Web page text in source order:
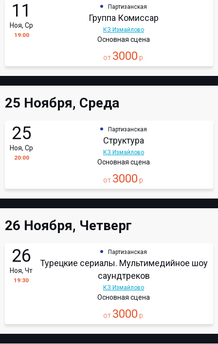
11
Ноя, Ср
19:00
Партизанская
Группа Комиссар
КЗ Измайлово
Основная сцена
от 3000 р.
25 Ноября, Среда
25
Ноя, Ср
20:00
Партизанская
Структура
КЗ Измайлово
Основная сцена
от 3000 р.
26 Ноября, Четверг
26
Ноя, Чт
19:30
Партизанская
Турецкие сериалы. Мультимедийное шоу
саундтреков
КЗ Измайлово
Основная сцена
от 3000 р.